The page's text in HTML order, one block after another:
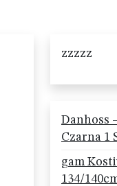
zzzzz
Danhoss
Czarna 1
gam
134/